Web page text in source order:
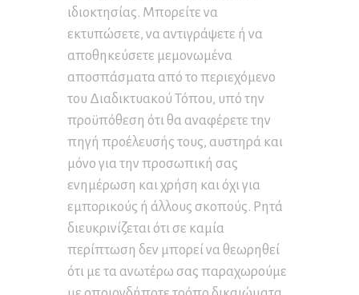
ιδιοκτησίας. Μπορείτε να
εκτυπώσετε, να αντιγράψετε ή να
αποθηκεύσετε μεμονωμένα
αποσπάσματα από το περιεχόμενο
του Διαδικτυακού Τόπου, υπό την
προϋπόθεση ότι θα αναφέρετε την
πηγή προέλευσής τους, αυστηρά και
μόνο για την προσωπική σας
ενημέρωση και χρήση και όχι για
εμπορικούς ή άλλους σκοπούς. Ρητά
διευκρινίζεται ότι σε καμία
περίπτωση δεν μπορεί να θεωρηθεί
ότι με τα ανωτέρω σας παραχωρούμε